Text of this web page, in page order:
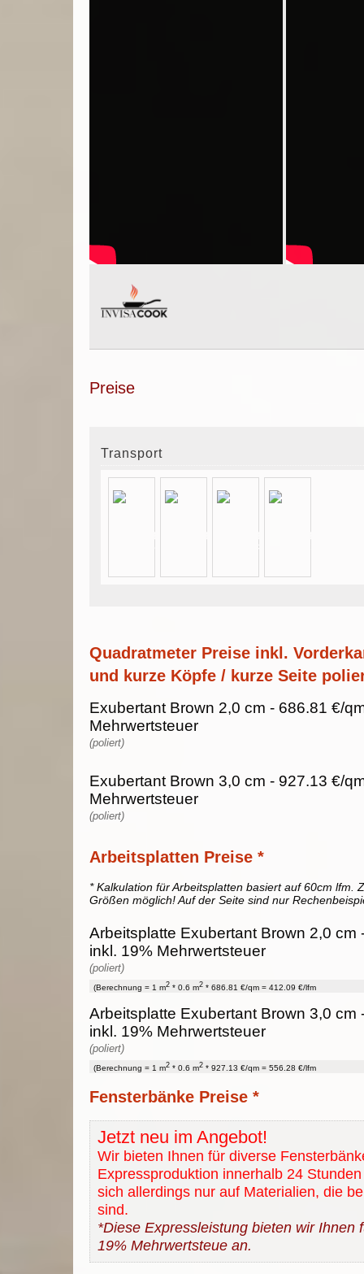
Preise
Transport
Quadratmeter Preise inkl.
und kurze Köpfe / kurze Seite
Exubertant Brown 2,0 cm - 686.81 €/
Mehrwertsteuer
(poliert)
Exubertant Brown 3,0 cm - 927.13 €/
Mehrwertsteuer
(poliert)
Arbeitsplatten Preise *
* Kalkulation für Arbeitsplatten basiert auf 60cm lfm.
Größen möglich! Auf der Seite sind nur
Arbeitsplatte Exubertant Brown 2,0 cm
inkl. 19% Mehrwertsteuer
(poliert)
(Berechnung = 1 m2 * 0.6 m2 * 686.81 €/qm = 412.09 €/lfm
Arbeitsplatte Exubertant Brown 3,0 cm
inkl. 19% Mehrwertsteuer
(poliert)
(Berechnung = 1 m2 * 0.6 m2 * 927.13 €/qm = 556.28 €/lfm
Fensterbänke Preise *
Jetzt neu im Angebot!
Wir bieten Ihnen für diverse
Expressproduktion innerhalb 24
sich allerdings nur auf Materialien, die
sind.
*Diese Expressleistung bieten wir Ihnen
19% Mehrwertsteue an.